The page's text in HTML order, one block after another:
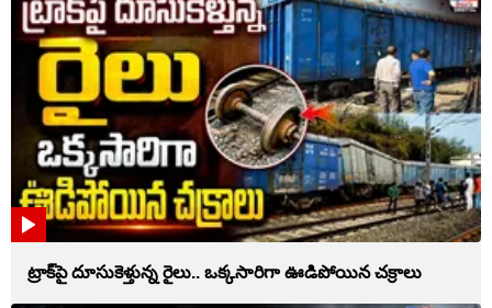
ట్రాక్‌పై దూసుకెళ్తున్న రైలు.. ఒక్కసారిగా ఊడిపోయిన చక్రాలు